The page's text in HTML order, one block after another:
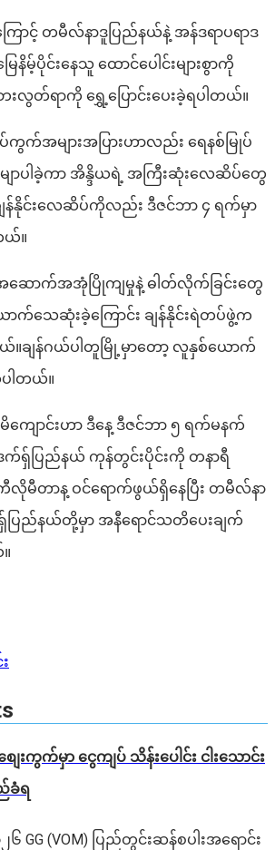
ာင့် တမီလ်နာဒူပြည်နယ်နဲ့ အန်ဒရာပရာဒ
မ့်ပိုင်းနေသူ ထောင်ပေါင်းများစွာကို
တ်ရာကို ရွှေ့ပြောင်းပေးခဲ့ရပါတယ်။
ပ်ကွက်အများအပြားဟာလည်း ရေနစ်မြုပ်
ျောပါခဲ့ကာ အိန္ဒိယရဲ့ အကြီးဆုံးလေဆိပ်တွေ
နိုင်းလေဆိပ်ကိုလည်း ဒီဇင်ဘာ ၄ ရက်မှာ
ယ်။
အဆောက်အအုံပြိုကျမှုနဲ့ ဓါတ်လိုက်ခြင်းတွေ
ာက်သေဆုံးခဲ့ကြောင်း ချန်နိုင်းရဲတပ်ဖွဲ့က
ချန်ဂယ်ပါတူမြို့မှာတော့ လူနှစ်ယောက်
ါတယ်။
ျောင်းဟာ ဒီနေ့ ဒီဇင်ဘာ ၅ ရက်မနက်
ဒက်ရှ်ပြည်နယ် ကုန်တွင်းပိုင်းကို တနာရီ
မီတာန့ ဝင်ရောက်ဖွယ်ရှိနေပြီး တမီလ်နာ
ပြည်နယ်တို့မှာ အနီရောင်သတိပေးချက်
ေးကွက်မှာ ငွေကျပ် သိန်းပေါင်း ငါး​သောင်း
ခံရ
GG (VOM) ပြည်တွင်းဆန်စပါးအရောင်း